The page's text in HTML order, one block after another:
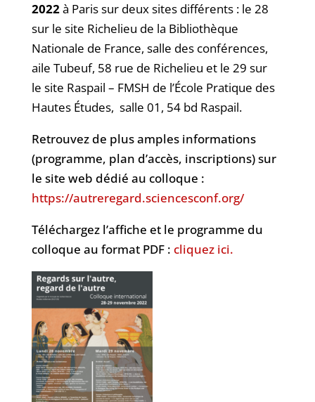
2022à Paris sur deux sites différents : le 28
sur le site Richelieu de la Bibliothèque
Nationale de France, salle des conférences,
aile Tubeuf, 58 rue de Richelieu et le 29 sur
le site Raspail – FMSH de l’École Pratique des
Hautes Études, salle 01, 54 bd Raspail.
Retrouvez de plus amples informations
(programme, plan d’accès, inscriptions) sur
le site web dédié au colloque :
https://autreregard.sciencesconf.org/
Téléchargez l’affiche et le programme du
colloque au format PDF : cliquez ici.